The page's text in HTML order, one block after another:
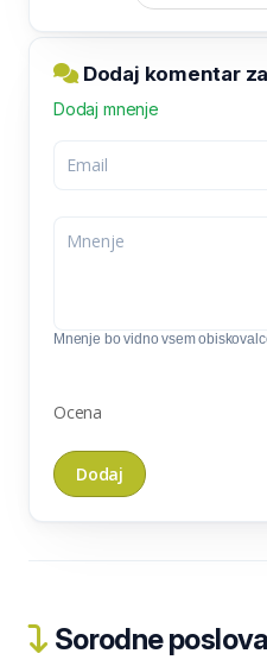
Dodaj komentar
Dodaj mnenje
Mnenje bo vidno vsem
Ocena
Sorodne